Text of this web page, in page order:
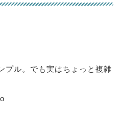
プル。でも実はちょっと複雑